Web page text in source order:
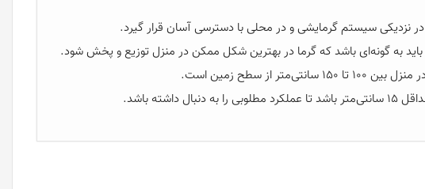
نزدیکی سیستم گرمایشی و در محلی با دسترسی آسان قرار گیرد.
باید به گونه‌ای باشد که گرما در بهترین شکل ممکن در منزل توزیع و پخش شود.
از سطح زمین است.
داشته باشد.